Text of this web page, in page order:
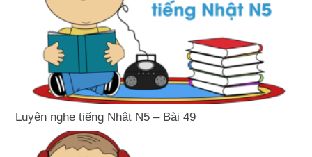
Luyện nghe tiếng Nhật N5 – Bài 49